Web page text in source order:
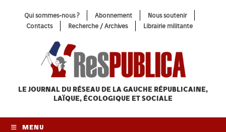
Qui sommes-nous ? Abonnement
Nous soutenir
Contacts
Recherche / Archives Librairie militante
LE JOURNAL DU RÉSEAU DE LA GAUCHE RÉPUBLICAINE,
LAÏQUE, ÉCOLOGIQUE ET SOCIALE
MENU